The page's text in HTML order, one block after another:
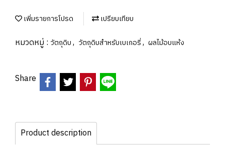
เพิ่มรายการโปรด เปรียบเทียบ
หมวดหมู่ : วัตถุดิบ, วัตถุดิบสำหรับเบเกอรี่, ผลไม้อบแห้ง
Share
Product description